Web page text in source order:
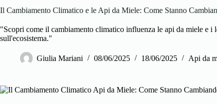
Il Cambiamento Climatico e le Api da Miele: Come Stanno
"Scopri come il cambiamento climatico influenza le api da miele e
sull'ecosistema."
Giulia Mariani 08/06/2025 18/06/2025 Api da